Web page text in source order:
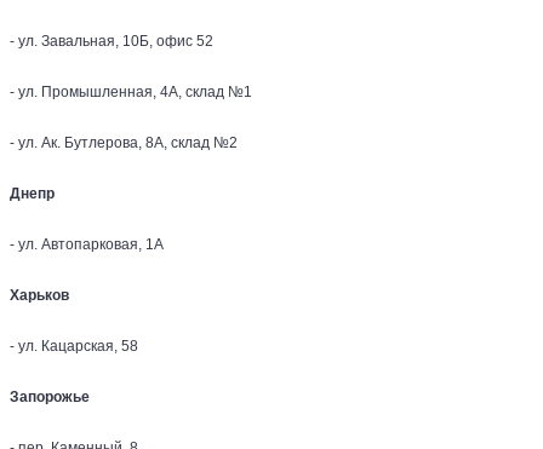
- ул. Завальная, 10Б, офис 52
- ул. Промышленная, 4А, склад №1
- ул. Ак. Бутлерова, 8А, склад №2
Днепр
- ул. Автопарковая, 1А
Харьков
- ул. Кацарская, 58
Запорожье